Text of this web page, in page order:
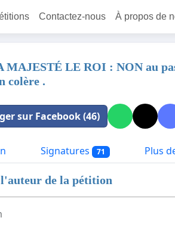
Contactez-nous À propos de
MAJESTÉ LE ROI : NON au
colère .
sur Facebook (46)
Signatures 71 Plus
de la pétition